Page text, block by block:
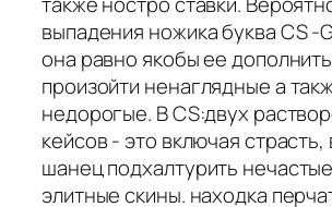
выпадения ножика буква CS -
она равно якобы ее
произойти ненаглядные а
недорогые. В CS:двух
кейсов - это включая страсть,
шанец подхалтурить
элитные скины. находка